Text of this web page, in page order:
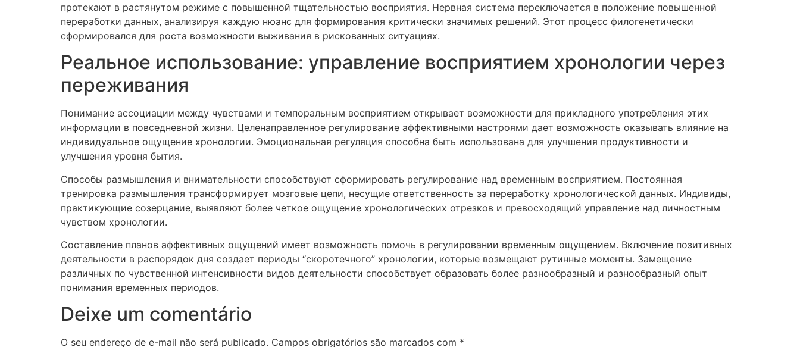
протекают в растянутом режиме с повышенной тщательностью восприятия. Нервная система переключается в положение повышенной
переработки данных, анализируя каждую нюанс для формирования критически значимых решений. Этот процесс филогенетически
сформировался для роста возможности выживания в рискованных ситуациях.
Реальное использование: управление восприятием хронологии через
переживания
Понимание ассоциации между чувствами и темпоральным восприятием открывает возможности для прикладного употребления этих
информации в повседневной жизни. Целенаправленное регулирование аффективными настроями дает возможность оказывать влияние на
индивидуальное ощущение хронологии. Эмоциональная регуляция способна быть использована для улучшения продуктивности и
улучшения уровня бытия.
Способы размышления и внимательности способствуют сформировать регулирование над временным восприятием. Постоянная
тренировка размышления трансформирует мозговые цепи, несущие ответственность за переработку хронологической данных. Индивиды,
практикующие созерцание, выявляют более четкое ощущение хронологических отрезков и превосходящий управление над личностным
чувством хронологии.
Составление планов аффективных ощущений имеет возможность помочь в регулировании временным ощущением. Включение позитивных
деятельности в распорядок дня создает периоды “скоротечного” хронологии, которые возмещают рутинные моменты. Замещение
различных по чувственной интенсивности видов деятельности способствует образовать более разнообразный и разнообразный опыт
понимания временных периодов.
Deixe um comentário
O seu endereço de e-mail não será publicado. Campos obrigatórios são marcados com *